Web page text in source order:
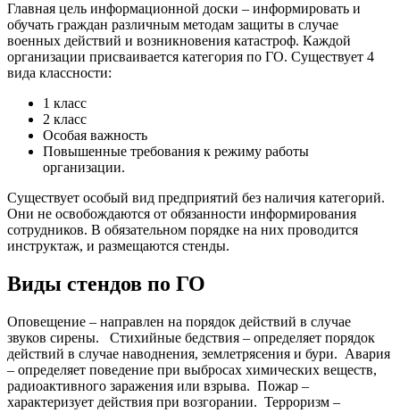
Главная цель информационной доски – информировать и
обучать граждан различным методам защиты в случае
военных действий и возникновения катастроф. Каждой
организации присваивается категория по ГО. Существует 4
вида классности:
1 класс
2 класс
Особая важность
Повышенные требования к режиму работы
организации.
Существует особый вид предприятий без наличия категорий.
Они не освобождаются от обязанности информирования
сотрудников. В обязательном порядке на них проводится
инструктаж, и размещаются стенды.
Виды стендов по ГО
Оповещение – направлен на порядок действий в случае
звуков сирены.
Стихийные бедствия – определяет порядок
действий в случае наводнения, землетрясения и бури. Авария
– определяет поведение при выбросах химических веществ,
радиоактивного заражения или взрыва. Пожар –
характеризует действия при возгорании. Терроризм –